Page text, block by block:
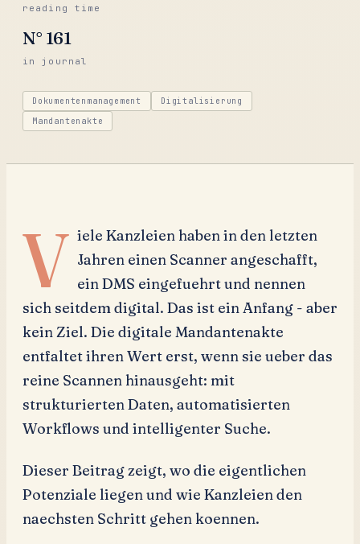
reading time
N° 161
in journal
Dokumentenmanagement
Digitalisierung
Mandantenakte
V iele Kanzleien haben in den letzten
Jahren einen Scanner angeschafft,
ein DMS eingefuehrt und nennen
sich seitdem digital. Das ist ein Anfang - aber
kein Ziel. Die digitale Mandantenakte
entfaltet ihren Wert erst, wenn sie ueber das
reine Scannen hinausgeht: mit
strukturierten Daten, automatisierten
Workflows und intelligenter Suche.
Dieser Beitrag zeigt, wo die eigentlichen
Potenziale liegen und wie Kanzleien den
naechsten Schritt gehen koennen.